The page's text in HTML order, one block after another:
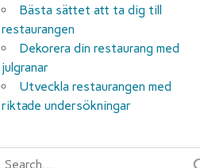
Bästa sättet att ta dig till
restaurangen
Dekorera din restaurang med
julgranar
Utveckla restaurangen med
riktade undersökningar